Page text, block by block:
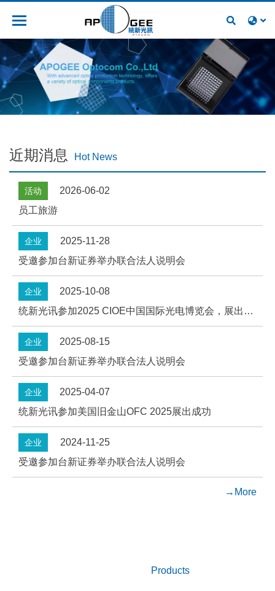
近期消息 Hot News
2026-06-02
活动
员工旅游
2025-11-28
企业
受邀参加台新证券举办联合法人说明会
2025-10-08
企业
统新光讯参加2025 CIOE中国国际光电博览会，展出成功
2025-08-15
企业
受邀参加台新证券举办联合法人说明会
2025-04-07
企业
统新光讯参加美国旧金山OFC 2025展出成功
2024-11-25
企业
受邀参加台新证券举办联合法人说明会
→More
Products